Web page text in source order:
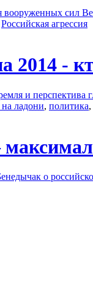
сил
Российская агрессия
2014 -
и перспектива
ладони, политика,
о